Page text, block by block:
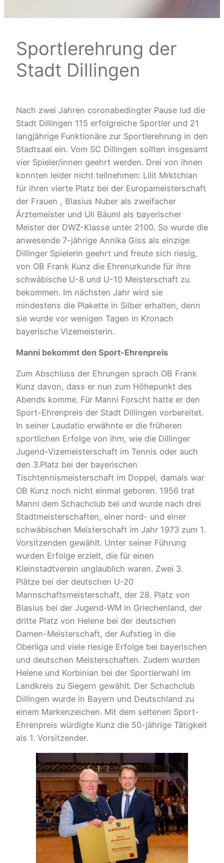
Sportlerehrung der
Stadt Dillingen
Nach zwei Jahren coronabedingter Pause lud die
Stadt Dillingen 115 erfolgreiche Sportler und 21
langjährige Funktionäre zur Sportlerehrung in den
Stadtsaal ein. Vom SC Dillingen sollten insgesamt
vier Spieler/innen geehrt werden. Drei von ihnen
konnten leider nicht teilnehmen: Lilit Mrktchian
für ihren vierte Platz bei der Europameisterschaft
der Frauen , Blasius Nuber als zweifacher
Ärztemeister und Uli Bäuml als bayerischer
Meister der DWZ-Klasse unter 2100. So wurde die
anwesende 7-jährige Annika Giss als einzige
Dillinger Spielerin geehrt und freute sich riesig,
von OB Frank Kunz die Ehrenurkunde für ihre
schwäbische U-8 und U-10 Meisterschaft zu
bekommen. Im nächsten Jahr wird sie
mindestens die Plakette in Silber erhalten, denn
sie wurde vor wenigen Tagen in Kronach
bayerische Vizemeisterin.
Manni bekommt den Sport-Ehrenpreis
Zum Abschluss der Ehrungen sprach OB Frank
Kunz davon, dass er nun zum Höhepunkt des
Abends komme. Für Manni Forscht hatte er den
Sport-Ehrenpreis der Stadt Dillingen vorbereitet.
In seiner Laudatio erwähnte er die früheren
sportlichen Erfolge von ihm, wie die Dillinger
Jugend-Vizemeisterschaft im Tennis oder auch
den 3.Platz bei der bayerischen
Tischtennismeisterschaft im Doppel, damals war
OB Kunz noch nicht einmal geboren. 1956 trat
Manni dem Schachclub bei und wurde nach drei
Stadtmeisterschaften, einer nord- und einer
schwäbischen Meisterschaft im Jahr 1973 zum 1.
Vorsitzenden gewählt. Unter seiner Führung
wurden Erfolge erzielt, die für einen
Kleinstadtverein unglaublich waren. Zwei 3.
Plätze bei der deutschen U-20
Mannschaftsmeisterschaft, der 28. Platz von
Blasius bei der Jugend-WM in Griechenland, der
dritte Platz von Helene bei der deutschen
Damen-Meisterschaft, der Aufstieg in die
Oberliga und viele riesige Erfolge bei bayerischen
und deutschen Meisterschaften. Zudem wurden
Helene und Korbinian bei der Sportlerwahl im
Landkreis zu Siegern gewählt. Der Schachclub
Dillingen wurde in Bayern und Deutschland zu
einem Markenzeichen. Mit dem seltenen Sport-
Ehrenpreis würdigte Kunz die 50-jährige Tätigkeit
als 1. Vorsitzender.